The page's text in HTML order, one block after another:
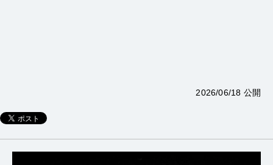
2026/06/18 公開